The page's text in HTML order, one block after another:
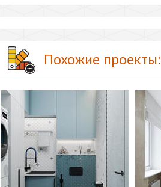
Похожие проекты: